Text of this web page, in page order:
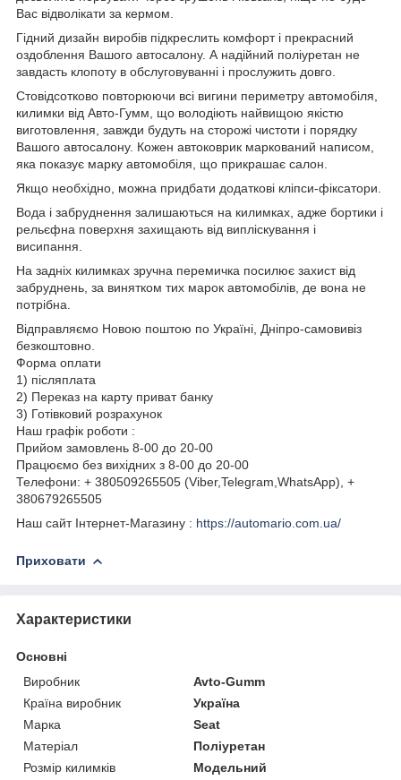
Вас відволікати за кермом.
Гідний дизайн виробів підкреслить комфорт і прекрасний
оздоблення Вашого автосалону. А надійний поліуретан не
завдасть клопоту в обслуговуванні і прослужить довго.
Стовідсотково повторюючи всі вигини периметру автомобіля,
килимки від Авто-Гумм, що володіють найвищою якістю
виготовлення, завжди будуть на сторожі чистоти і порядку
Вашого автосалону. Кожен автоковрик маркований написом,
яка показує марку автомобіля, що прикрашає салон.
Якщо необхідно, можна придбати додаткові кліпси-фіксатори.
Вода і забруднення залишаються на килимках, адже бортики і
рельєфна поверхня захищають від випліскування і
висипання.
На задніх килимках зручна перемичка посилює захист від
забруднень, за винятком тих марок автомобілів, де вона не
потрібна.
Відправляємо Новою поштою по Україні, Дніпро-самовивіз
безкоштовно.
Форма оплати
1) післяплата
2) Переказ на карту приват банку
3) Готівковий розрахунок
Наш графік роботи :
Прийом замовлень 8-00 до 20-00
Працюємо без вихідних з 8-00 до 20-00
Телефони: + 380509265505 (Viber,Telegram,WhatsApp), +
380679265505
Наш сайт Інтернет-Магазину : https://automario.com.ua/
Приховати
Характеристики
Основні
Виробник
Avto-Gumm
Країна виробник
Україна
Марка
Seat
Матеріал
Поліуретан
Розмір килимків
Модельний